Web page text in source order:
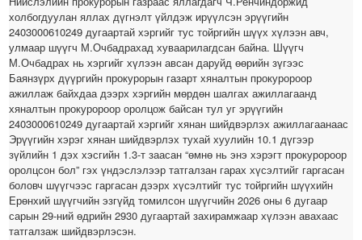
холбогдуулан яллах дүгнэлт үйлдэж ирүүлсэн эрүүгийн
2403000610249 дугаартай хэргийг тус тойргийн шүүх хүлээн авч,
улмаар шүүгч М.Очбадрахад хуваарилагдсан байна. Шүүгч
М.Очбадрах нь хэргийг хүлээн авсан даруйд өөрийн зүгээс
Баянзүрх дүүргийн прокурорын газарт хяналтын прокуророор
ажиллаж байхдаа дээрх хэргийн мөрдөн шалгах ажиллагаанд
хяналтын прокуророор оролцож байсан тул уг эрүүгийн
2403000610249 дугаартай хэргийг хянан шийдвэрлэх ажиллагаанаас
Эрүүгийн хэрэг хянан шийдвэрлэх тухай хуулийн 10.1 дүгээр
зүйлийн 1 дэх хэсгийн 1.3-т заасан “өмнө нь энэ хэрэгт прокуророор
оролцсон бол” гэх үндэслэлээр татгалзан гарах хүсэлтийг гаргасан
боловч шүүгчээс гаргасан дээрх хүсэлтийг тус тойргийн шүүхийн
Ерөнхий шүүгчийн эзгүйд томилсон шүүгчийн 2026 оны 6 дугаар
сарын 29-ний өдрийн 2930 дугаартай захирамжаар хүлээн авахаас
татгалзаж шийдвэрлэсэн.